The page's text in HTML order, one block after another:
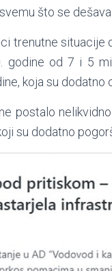
što se
trenutne
godine od 7 i 5
koja su dodatno
postalo
su dodatno